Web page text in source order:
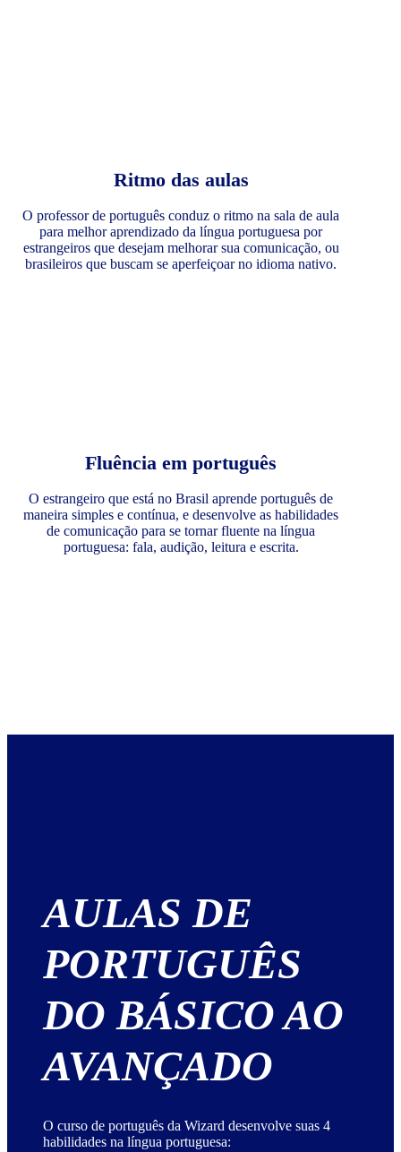
Ritmo das aulas
O professor de português conduz o ritmo na sala de aula
para melhor aprendizado da língua portuguesa por
estrangeiros que desejam melhorar sua comunicação, ou
brasileiros que buscam se aperfeiçoar no idioma nativo.
Fluência em português
O estrangeiro que está no Brasil aprende português de
maneira simples e contínua, e desenvolve as habilidades
de comunicação para se tornar fluente na língua
portuguesa: fala, audição, leitura e escrita.
AULAS DE
PORTUGUÊS
DO BÁSICO AO
AVANÇADO
O curso de português da Wizard desenvolve suas 4
habilidades na língua portuguesa: